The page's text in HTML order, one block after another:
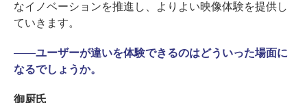
なイノベーションを推進し、よりよい映像体験を提供し
ていきます。
――ユーザーが違いを体験できるのはどういった場面に
なるでしょうか。
御厨氏